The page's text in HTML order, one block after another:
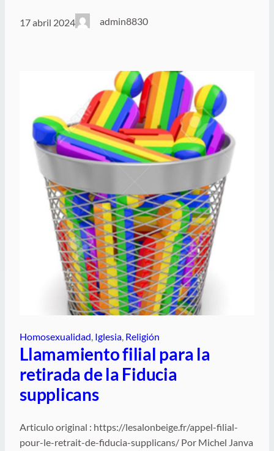
17 abril 2024 admin8830
Homosexualidad, Iglesia, Religión
Llamamiento filial para la
retirada de la Fiducia
supplicans
Articulo original : https://lesalonbeige.fr/appel-filial-
pour-le-retrait-de-fiducia-supplicans/ Por Michel Janva